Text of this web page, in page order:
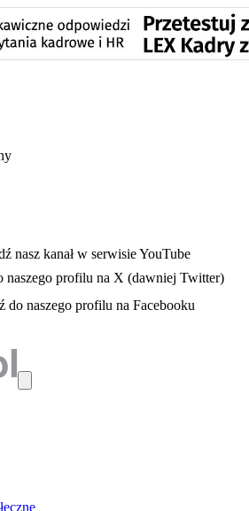
w nowej karcie
się w nowej karcie
nasz kanał w serwisie YouTube
karcie
naszego profilu na X (dawniej Twitter)
się w nowej karcie
do naszego profilu na Facebooku